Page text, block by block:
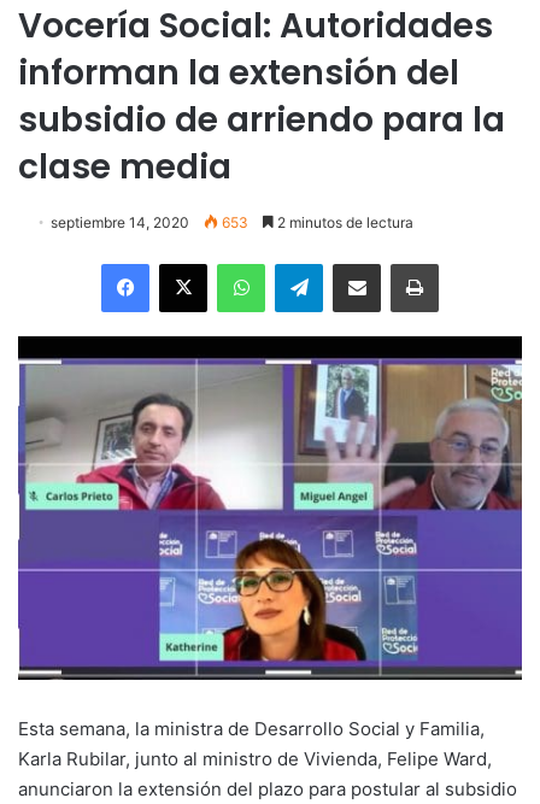
Vocería Social: Autoridades
informan la extensión del
subsidio de arriendo para la
clase media
septiembre 14, 2020 653 2 minutos de lectura
Facebook
X WhatsAppTelegramEnviar vía email Imprimir
Esta semana, la ministra de Desarrollo Social y Familia,
Karla Rubilar, junto al ministro de Vivienda, Felipe Ward,
anunciaron la extensión del plazo para postular al subsidio